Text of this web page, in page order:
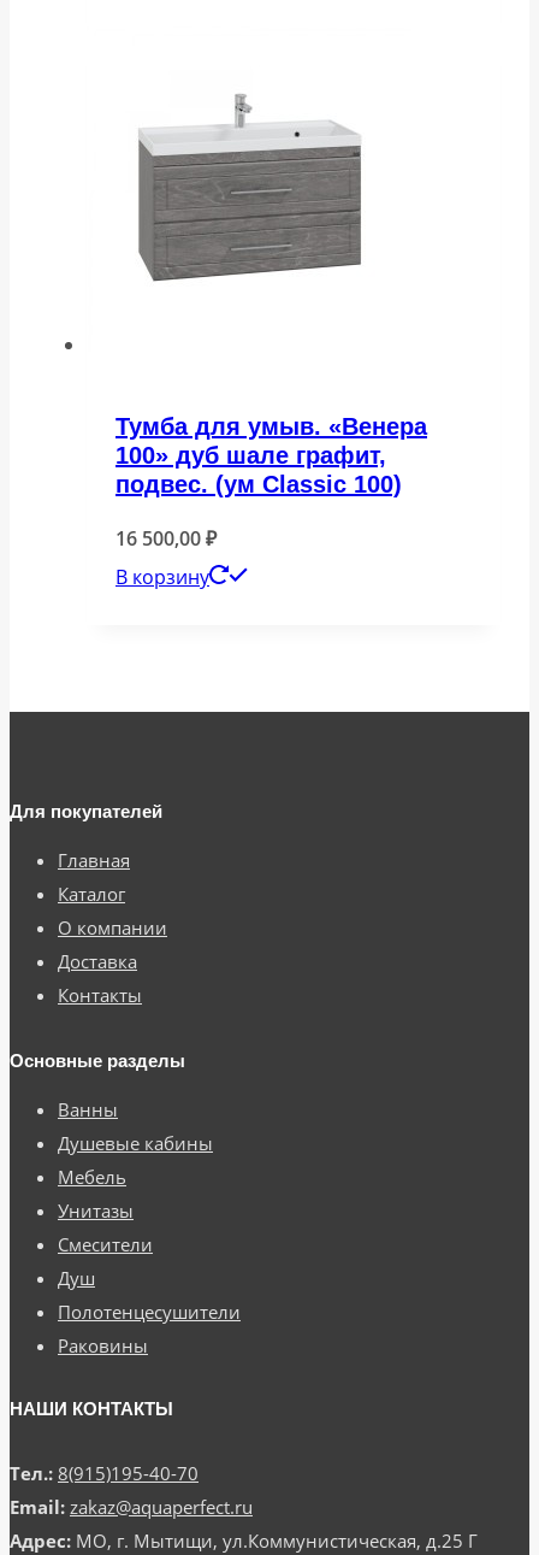
Тумба для умыв. «Венера
100» дуб шале графит,
подвес. (ум Classic 100)
16 500,00₽
В корзину
Для покупателей
Главная
Каталог
О компании
Доставка
Контакты
Основные разделы
Ванны
Душевые кабины
Мебель
Унитазы
Смесители
Душ
Полотенцесушители
Раковины
НАШИ КОНТАКТЫ
Тел.: 8(915)195-40-70
Email: zakaz@aquaperfect.ru
Адрес: МО, г. Мытищи, ул.Коммунистическая, д.25 Г